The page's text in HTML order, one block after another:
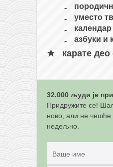
уместо
азбуки и
карате део
32.000 људи је
Придружите се!
ново, али не чешће
недељно.